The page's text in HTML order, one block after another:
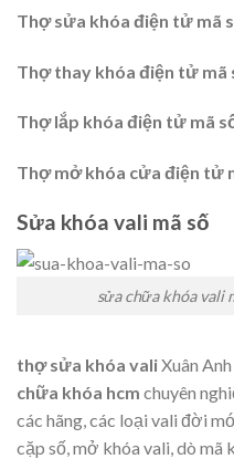
Thợ sửa khóa điện tử mã
Thợ thay khóa điện tử mã
Thợ lắp khóa điện tử mã
Thợ mở khóa cửa điện tử
Sửa khóa vali mã số
sửa chữa khóa vali
thợ sửa khóa valiXuân Anh
chữa khóa hcm chuyên
các hãng, các loại vali đời
cặp số, mở khóa vali, dò mã